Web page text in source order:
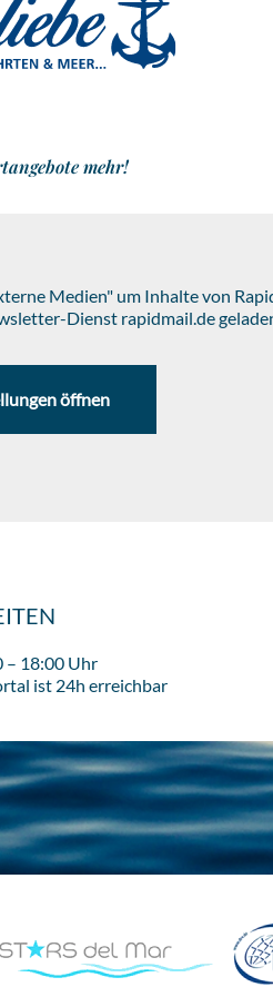
mehr!
Medien" um Inhalte von
Dienst rapidmail.de
öffnen
– 18:00 Uhr
ist 24h erreichbar